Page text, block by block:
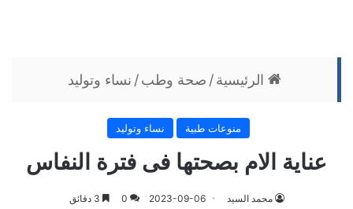
الرئيسية/ صحة وطب/ نساء وتوليد
منوعات طبية نساء وتوليد
عناية الام بصحتها فى فترة النفاس
محمد السيد 2023-09-06
0